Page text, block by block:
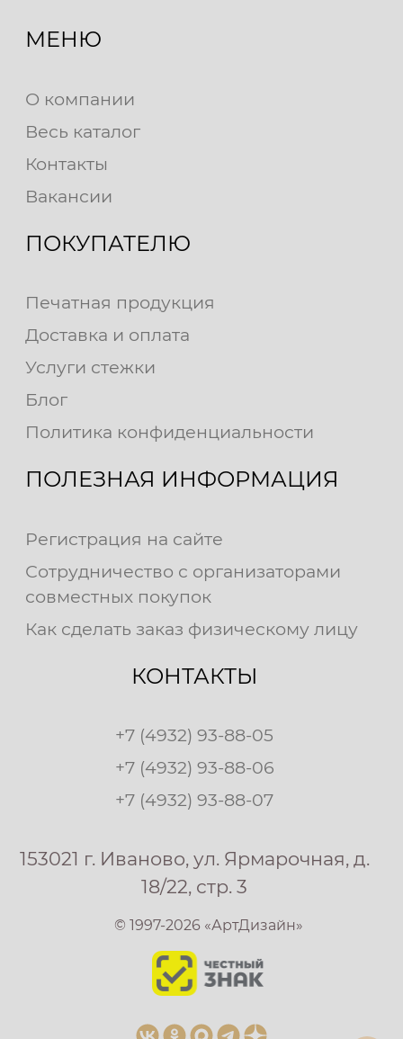
МЕНЮ
О компании
Весь каталог
Контакты
Вакансии
ПОКУПАТЕЛЮ
Печатная продукция
Доставка и оплата
Услуги стежки
Блог
Политика конфиденциальности
ПОЛЕЗНАЯ ИНФОРМАЦИЯ
Регистрация на сайте
Сотрудничество с организаторами
совместных покупок
Как сделать заказ физическому лицу
КОНТАКТЫ
+7 (4932) 93-88-05
+7 (4932) 93-88-06
+7 (4932) 93-88-07
153021 г. Иваново, ул. Ярмарочная, д.
18/22, стр. 3
© 1997-2026 «АртДизайн»